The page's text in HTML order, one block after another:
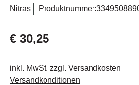
Nitras Produktnummer:
€ 30,25
inkl. MwSt. zzgl. Versandkosten
Versandkonditionen